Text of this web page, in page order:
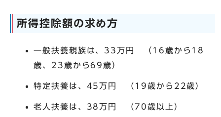
所得控除額の求め方
一般扶養親族は、33万円 （16歳から18
歳、23歳から69歳）
特定扶養は、45万円 （19歳から22歳）
老人扶養は、38万円 （70歳以上）